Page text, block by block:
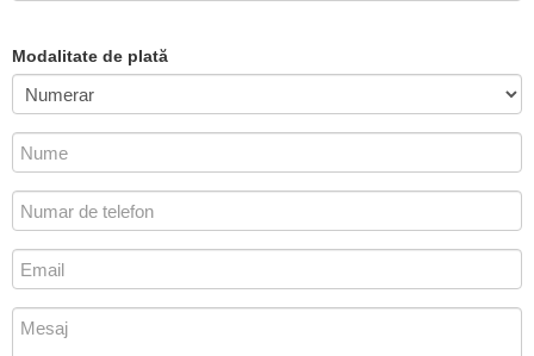
Modalitate de plată